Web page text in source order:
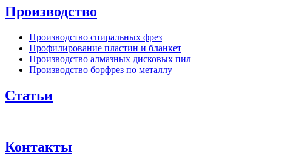
Производство
Производство спиральных фрез
Профилирование пластин и бланкет
Производство алмазных дисковых пил
Производство борфрез по металлу
Статьи
Контакты